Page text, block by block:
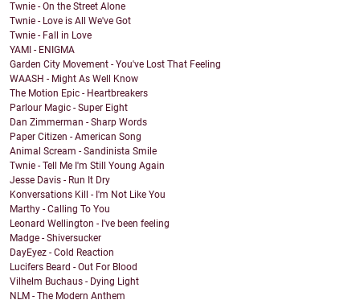
Twnie - On the Street Alone
Twnie - Love is All We've Got
Twnie - Fall in Love
YAMI - ENIGMA
Garden City Movement - You've Lost That Feeling
WAASH - Might As Well Know
The Motion Epic - Heartbreakers
Parlour Magic - Super Eight
Dan Zimmerman - Sharp Words
Paper Citizen - American Song
Animal Scream - Sandinista Smile
Twnie - Tell Me I'm Still Young Again
Jesse Davis - Run It Dry
Konversations Kill - I'm Not Like You
Marthy - Calling To You
Leonard Wellington - I've been feeling
Madge - Shiversucker
DayEyez - Cold Reaction
Lucifers Beard - Out For Blood
Vilhelm Buchaus - Dying Light
NLM - The Modern Anthem